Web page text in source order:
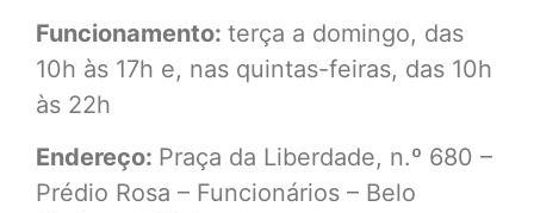
Funcionamento: terça a domingo, das
10h às 17h e, nas quintas-feiras, das 10h
às 22h
Endereço: Praça da Liberdade, n.º 680 –
Prédio Rosa – Funcionários – Belo